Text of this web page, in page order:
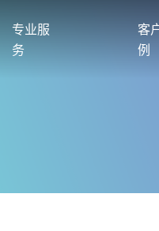
专业服
务
客
例